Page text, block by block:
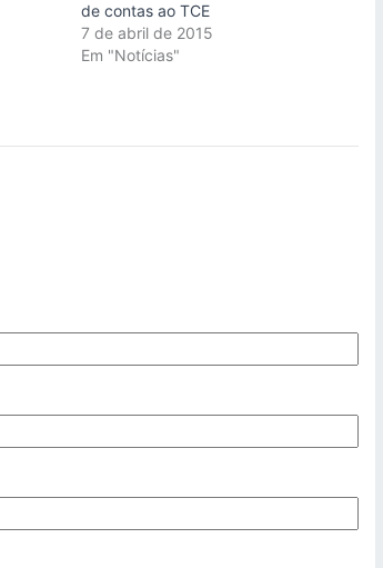
de contas ao TCE
7 de abril de 2015
Em "Notícias"